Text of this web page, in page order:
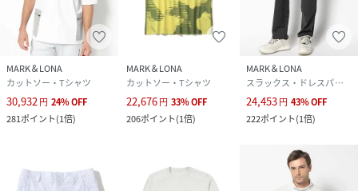
MARK＆LONA
カットソー・Tシャツ
30,932 円 24%OFF
281ポイント(1倍)
MARK＆LONA
カットソー・Tシャツ
22,676円 33%OFF
206ポイント(1倍)
MARK＆LONA
スラックス・ドレスパンツ
24,453円 43%OFF
222ポイント(1倍)